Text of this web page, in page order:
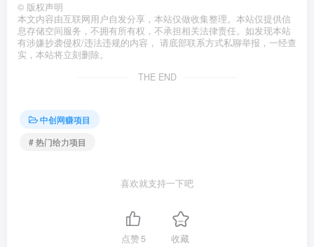
© 版权声明
本文内容由互联网用户自发分享，本站仅做收集整理。本站仅提供信
息存储空间服务，不拥有所有权，不承担相关法律责任。如发现本站
有涉嫌抄袭侵权/违法违规的内容， 请底部联系方式私聊举报，一经查
实，本站将立刻删除。
THE END
中创网赚项目
# 热门给力项目
喜欢就支持一下吧
点赞5 收藏